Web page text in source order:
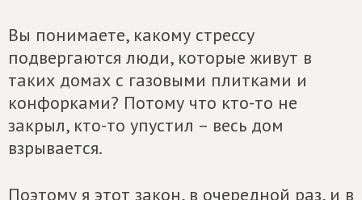
Вы понимаете, какому стрессу
подвергаются люди, которые живут в
таких домах с газовыми плитками и
конфорками? Потому что кто-то не
закрыл, кто-то упустил – весь дом
взрывается.
Поэтому я этот закон, в очередной раз, и в